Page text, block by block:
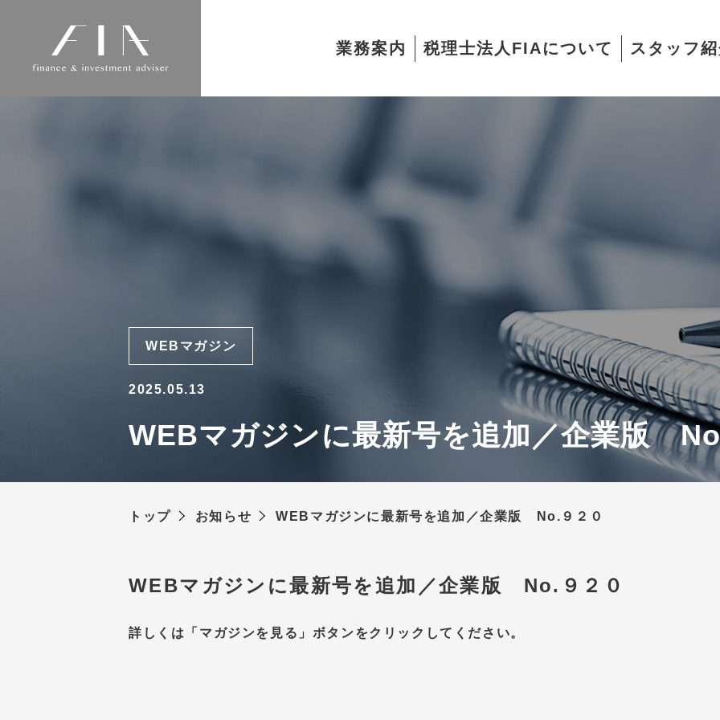
業務案内 税理士法人FIAについて スタッフ
WEBマガジン
2025.05.13
WEBマガジンに最新号を追加／企業版
トップ お知らせ WEBマガジンに最新号を追加／企業版 No.９２０
WEBマガジンに最新号を追加／企業版 No.９２０
詳しくは「マガジンを見る」ボタンをクリックしてください。